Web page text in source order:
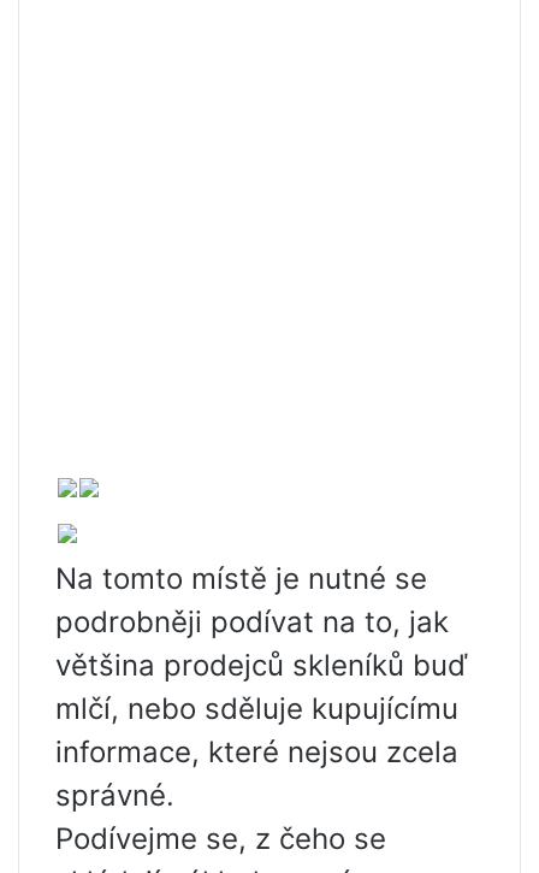
Na tomto místě je nutné se
podrobněji podívat na to, jak
většina prodejců skleníků buď
mlčí, nebo sděluje kupujícímu
informace, které nejsou zcela
správné.
Podívejme se, z čeho se